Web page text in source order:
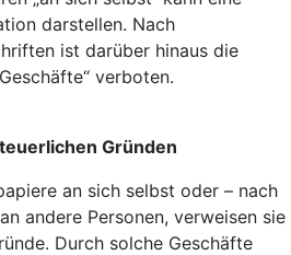
darstellen. Nach
ist darüber hinaus die
verboten.
Gründen
an sich selbst oder – nach
andere Personen, verweisen sie
Durch solche Geschäfte